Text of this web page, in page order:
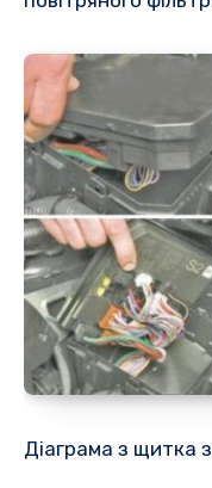
Діаграма з щитка